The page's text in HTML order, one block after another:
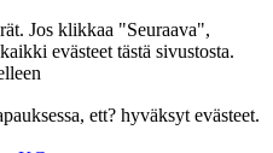
Jos klikkaa "Seuraava",
evästeet tästä sivustosta.
ett? hyväksyt evästeet.